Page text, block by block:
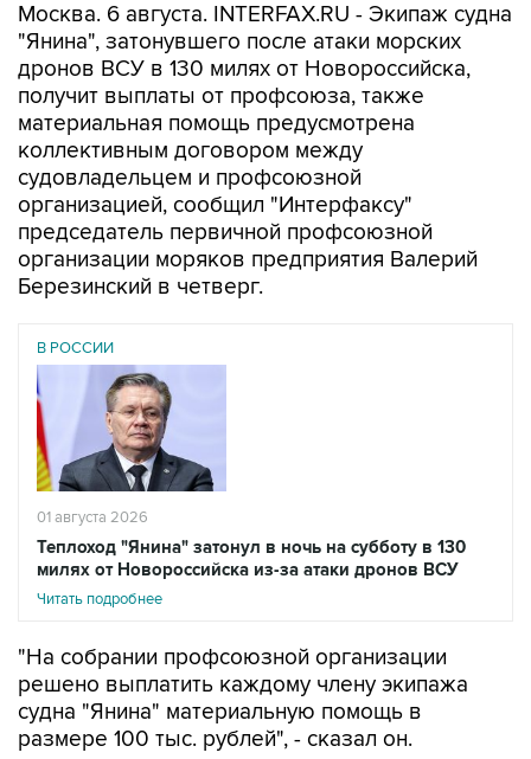
Москва. 6 августа. INTERFAX.RU - Экипаж судна
"Янина", затонувшего после атаки морских
дронов ВСУ в 130 милях от Новороссийска,
получит выплаты от профсоюза, также
материальная помощь предусмотрена
коллективным договором между
судовладельцем и профсоюзной
организацией, сообщил "Интерфаксу"
председатель первичной профсоюзной
организации моряков предприятия Валерий
Березинский в четверг.
В РОССИИ
01 августа 2026
Теплоход "Янина" затонул в ночь на субботу в 130
милях от Новороссийска из-за атаки дронов ВСУ
Читать подробнее
"На собрании профсоюзной организации
решено выплатить каждому члену экипажа
судна "Янина" материальную помощь в
размере 100 тыс. рублей", - сказал он.